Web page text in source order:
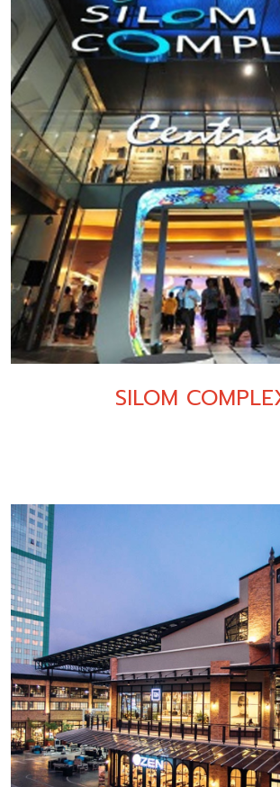
SILOM